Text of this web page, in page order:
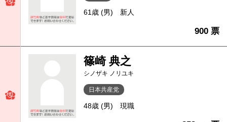
61歳 (男) 新人
900 票
篠崎 典之
シノザキ ノリユキ
日本共産党
48歳 (男) 現職